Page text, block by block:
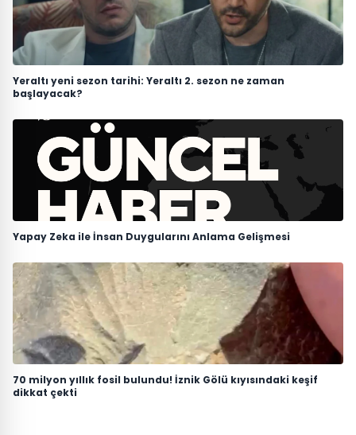
Yeraltı yeni sezon tarihi: Yeraltı 2. sezon ne zaman
başlayacak?
Yapay Zeka ile İnsan Duygularını Anlama Gelişmesi
70 milyon yıllık fosil bulundu! İznik Gölü kıyısındaki keşif
dikkat çekti